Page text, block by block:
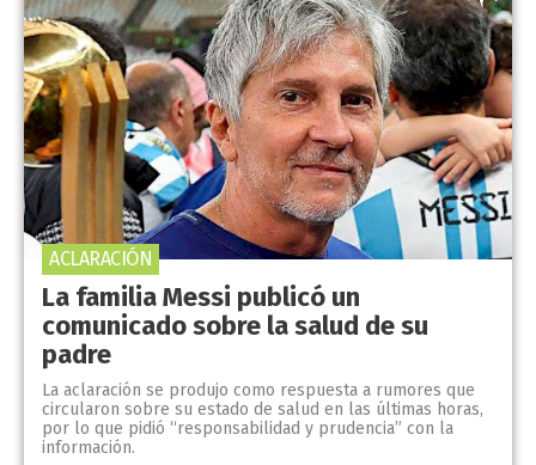
La familia Messi publicó un
comunicado sobre la salud de su
padre
La aclaración se produjo como respuesta a rumores que
circularon sobre su estado de salud en las últimas horas,
por lo que pidió “responsabilidad y prudencia” con la
información.
ACLARACIÓN